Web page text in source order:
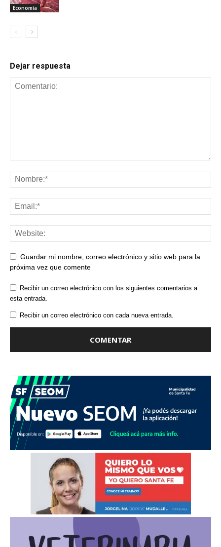
Economía
Dejar respuesta
Guardar mi nombre, correo electrónico y sitio web para la
próxima vez que comente
Recibir un correo electrónico con los siguientes comentarios a
esta entrada.
Recibir un correo electrónico con cada nueva entrada.